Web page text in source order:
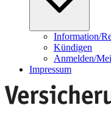
Information/
Kündigen
Anmelden/
Impressum